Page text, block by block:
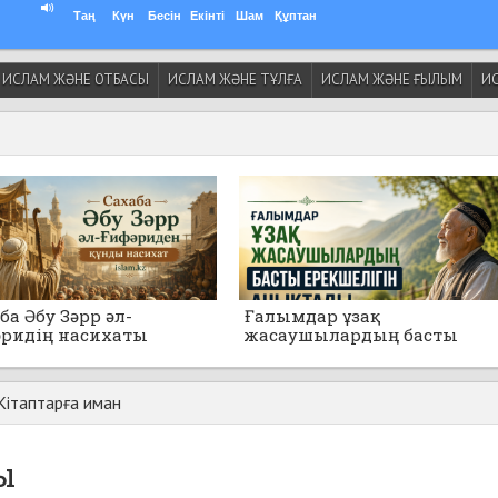
Таң Күн Бесін Екінті Шам Құптан
ИСЛАМ ЖӘНЕ ОТБАСЫ ИСЛАМ ЖӘНЕ ТҰЛҒА ИСЛАМ ЖӘНЕ ҒЫЛЫМ
Әбу Зәрр әл-
насихаты
Ғалымдар ұзақ
жасаушылардың басты
иман